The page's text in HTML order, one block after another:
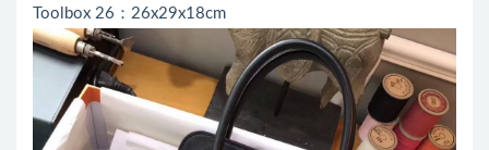
Toolbox 26：26x29x18cm